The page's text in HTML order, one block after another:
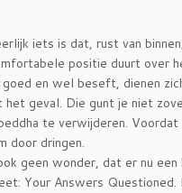
iets is dat, rust van
positie duurt over
en wel beseft, dienen
geval. Die gunt je niet
te verwijderen.
door dringen.
geen wonder, dat er nu
Your Answers